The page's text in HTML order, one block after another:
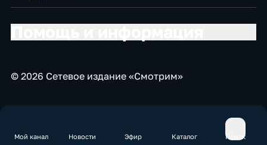
Мой канал Новости Эфир Каталог Поиск
© 2026 Сетевое издание «Смотрим»